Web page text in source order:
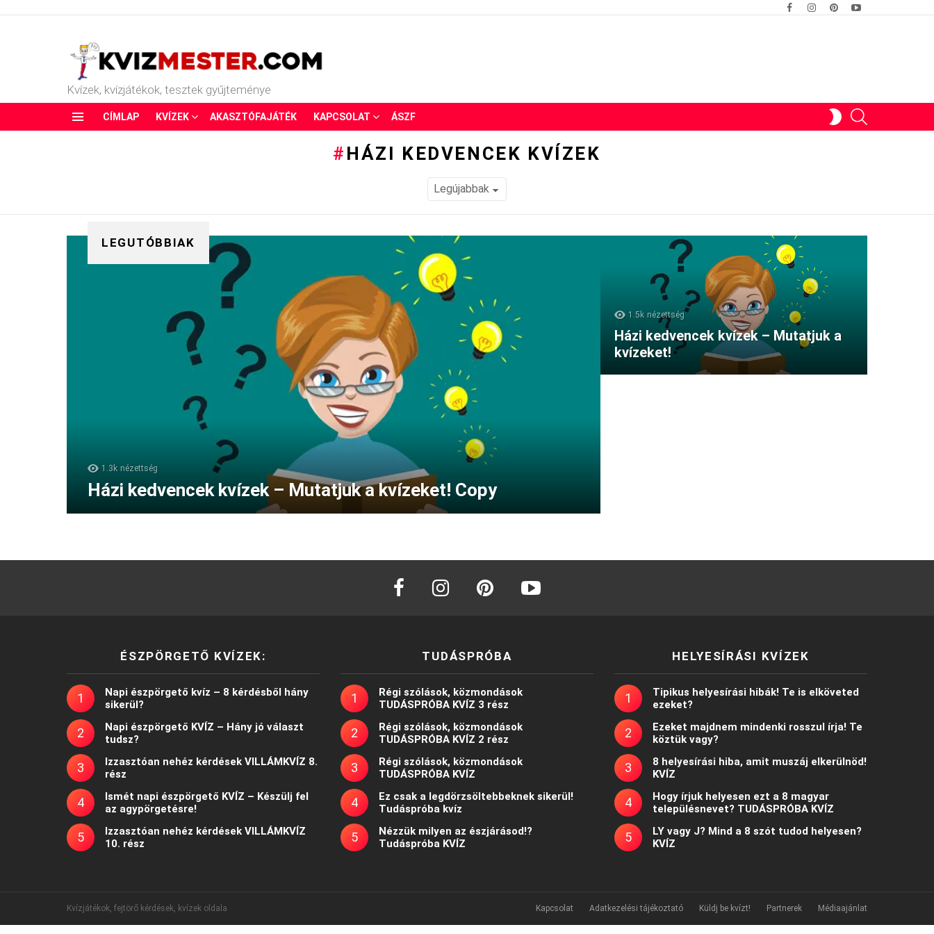
Kvízek, kvízjátékok, tesztek gyűjteménye
CÍMLAP KVÍZEK AKASZTÓFAJÁTÉK KAPCSOLAT ÁSZF
SWITCH
HÁZI KEDVENCEK KVÍZEK
LEGUTÓBBIAK
1.3k nézettség
Házi kedvencek kvízek – Mutatjuk a kvízeket! Copy
1.5k nézettség
Házi kedvencek kvízek – Mutatjuk a
kvízeket!
facebook instagram
ÉSZPÖRGETŐ KVÍZEK:
Napi észpörgető kvíz – 8 kérdésből hány
sikerül?
Napi észpörgető KVÍZ – Hány jó választ
tudsz?
Izzasztóan nehéz kérdések VILLÁMKVÍZ 8.
rész
Ismét napi észpörgető KVÍZ – Készülj fel
az agypörgetésre!
Izzasztóan nehéz kérdések VILLÁMKVÍZ
10. rész
TUDÁSPRÓBA
Régi szólások, közmondások
TUDÁSPRÓBA KVÍZ 3 rész
Régi szólások, közmondások
TUDÁSPRÓBA KVÍZ 2 rész
Régi szólások, közmondások
TUDÁSPRÓBA KVÍZ
Ez csak a legdörzsöltebbeknek sikerül!
Tudáspróba kvíz
Nézzük milyen az észjárásod!?
Tudáspróba KVÍZ
HELYESÍRÁSI KVÍZEK
Tipikus helyesírási hibák! Te is elköveted
ezeket?
Ezeket majdnem mindenki rosszul írja! Te
köztük vagy?
8 helyesírási hiba, amit muszáj elkerülnöd!
KVÍZ
Hogy írjuk helyesen ezt a 8 magyar
településnevet? TUDÁSPRÓBA KVÍZ
LY vagy J? Mind a 8 szót tudod helyesen?
KVÍZ
Kvízjátékok, fejtörő kérdések, kvízek oldala Kapcsolat Adatkezelési tájékoztató Küldj be kvízt! Partnerek Médiaajánlat